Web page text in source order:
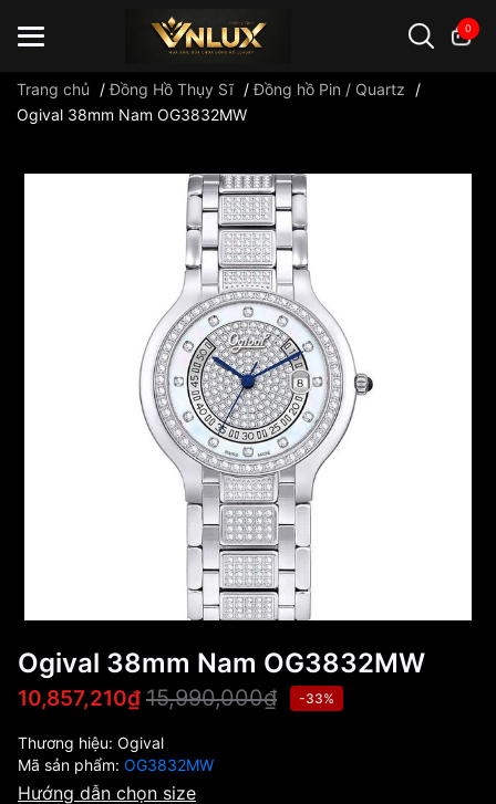
0
Trang chủ /Đồng Hồ Thụy Sĩ /Đồng hồ Pin / Quartz
/
Ogival 38mm Nam OG3832MW
Ogival 38mm Nam OG3832MW
10,857,210₫ 15,990,000₫ -33%
Thương hiệu: Ogival
Mã sản phẩm: OG3832MW
Hướng dẫn chọn size